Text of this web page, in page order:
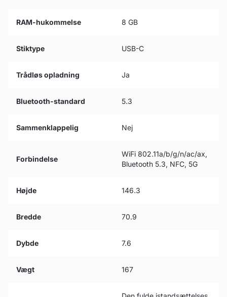
RAM-hukommelse 8 GB
Stiktype USB-C
Trådløs opladning Ja
Bluetooth-standard 5.3
Sammenklappelig Nej
Forbindelse
WiFi 802.11a/b/g/n/ac/ax,
Bluetooth 5.3, NFC, 5G
Højde 146.3
Bredde 70.9
Dybde 7.6
Vægt 167